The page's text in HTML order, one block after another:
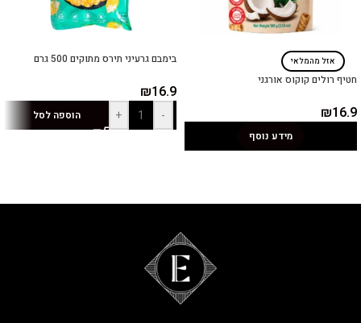
אזל מהמלאי
חטיף רולים קוקוס אורגני
₪16.9
מידע נוסף
בימבם גרעיני תירס מתוקים 500 גרם
₪16.9
-
+ הוספה לסל